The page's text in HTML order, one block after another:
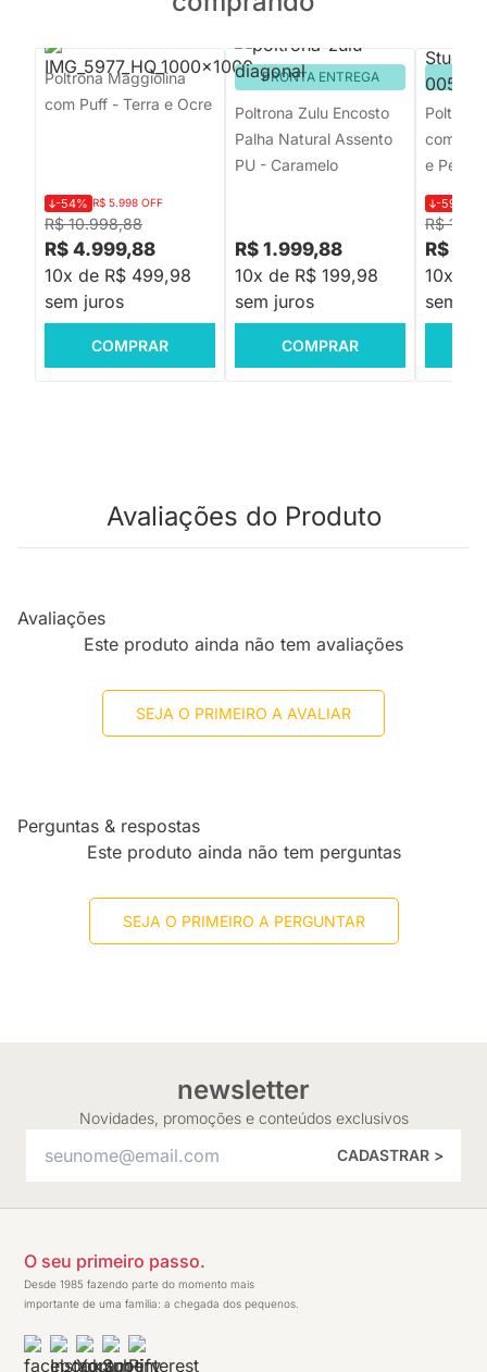
Poltrona Maggiolina
com Puff - Terra e Ocre
R$ 10.998,88
-54% R$ 5.998 OFF
R$ 4.999,88
10x de R$ 499,98
sem juros
COMPRAR
PRONTA ENTREGA
Poltrona Zulu Encosto
Palha Natural Assento
PU - Caramelo
R$ 1.999,88
10x de R$ 199,98
sem juros
COMPRAR
com
e Pérola
R$
-59%
R$
10x de
sem
Avaliações do Produto
Avaliações
Este produto ainda não tem avaliações
SEJA O PRIMEIRO A AVALIAR
Perguntas & respostas
Este produto ainda não tem perguntas
SEJA O PRIMEIRO A PERGUNTAR
newsletter
Novidades, promoções e conteúdos exclusivos
CADASTRAR >
O seu primeiro passo.
Desde 1985 fazendo parte do momento mais
importante de uma família: a chegada dos pequenos.